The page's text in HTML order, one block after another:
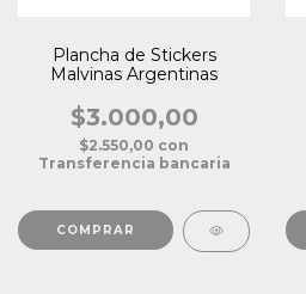
Plancha de Stickers
Malvinas Argentinas
$3.000,00
$2.550,00 con
Transferencia bancaria